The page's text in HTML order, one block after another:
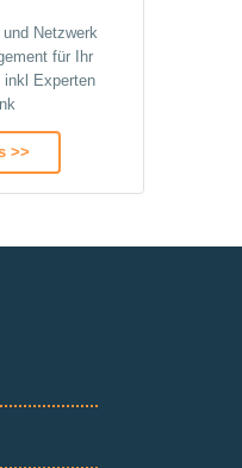
Netzwerk
für Ihr
inkl Experten
>>